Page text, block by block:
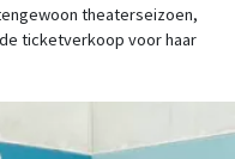
theaterseizoen,
ticketverkoop voor haar